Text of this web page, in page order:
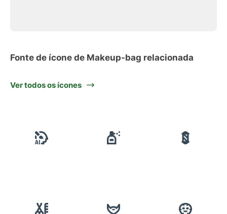
Fonte de ícone de Makeup-bag relacionada
Ver todos os ícones